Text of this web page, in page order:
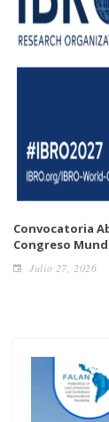
Convocatoria
Congreso
Julio 27, 2026